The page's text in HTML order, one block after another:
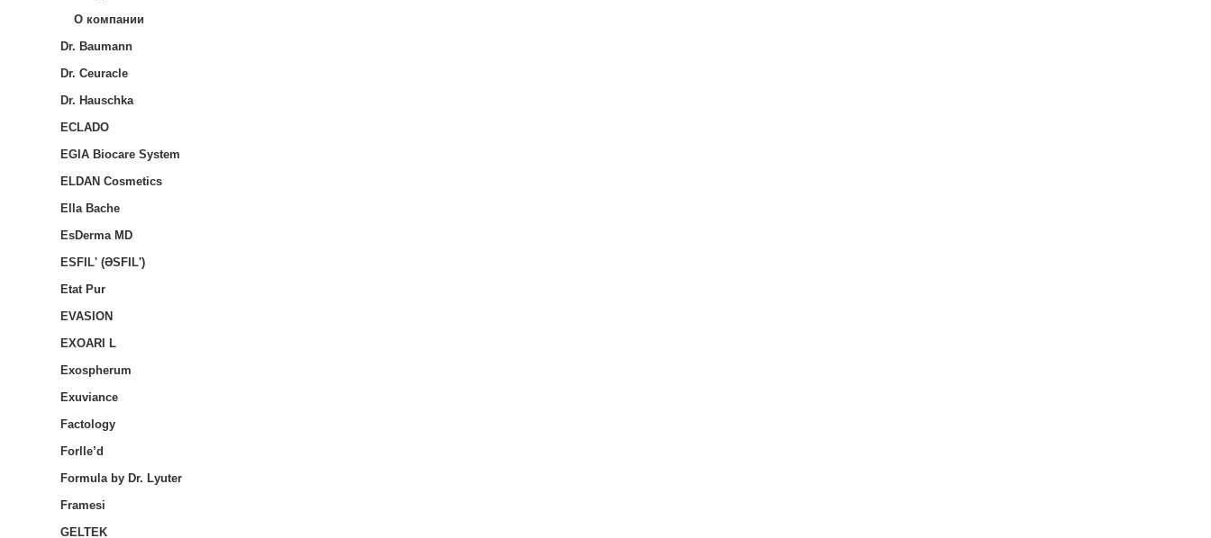
О компании
Dr. Baumann
Dr. Ceuracle
Dr. Hauschka
ECLADO
EGIA Biocare System
ELDAN Cosmetics
Ella Bache
EsDerma MD
ESFIL' (ƏSFIL')
Etat Pur
EVASION
EXOARI L
Exospherum
Exuviance
Factology
Forlle’d
Formula by Dr. Lyuter
Framesi
GELTEK